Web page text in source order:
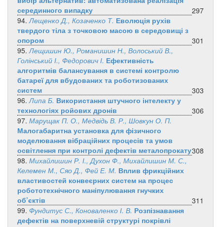
серединного випадку
297
94.Лещенко Д., Козаченко Т. Еволюція рухів
твердого тіла з точковою масою в середовищі з
опором
301
95.Лещишин Ю., Романишин Н., Волоський В.,
Голінський І., Федорович І. Ефективність
алгоритмів балансування в системі контролю
батареї для вбудованих та роботизованих
систем
303
96.Липа Б. Використання штучного інтелекту у
технологіях ройових дронів
306
97. Марущак П. О., Медвідь В. Р., Шовкун О. П.
Малогабаритна установка для фізичного
моделювання вібраційних процесів та умов
освітлення при контролі дефектів металопрокату308
98. Михайлишин Р. І., Духон Ф., Михайлишин М. С.,
Келемен М., Сяо Д., Фей Е. М. Вплив фрикційних
властивостей конвеєрних систем на процес
робототехнічного маніпулювання гнучких
об’єктів
311
99. Фундитус С., Коноваленко І. В. Розпізнавання
дефектів на поверхневій структурі покрівлі